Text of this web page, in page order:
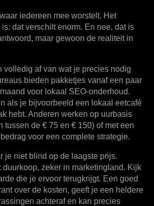
iedereen mee worstelt. Het
dat verschilt enorm. En nee, dat is
maar gewoon de realiteit in
volledig af van wat je precies nodig
bieden pakketjes vanaf een paar
voor lokaal SEO-onderhoud.
als je bijvoorbeeld een lokaal eetcafé
hebt. Anderen werken op uurbasis
tussen de € 75 en € 150) of met een
voor een complete strategie.
je niet blind op de laagste prijs.
duurkoop, zeker in marketingland. Kijk
die je ervoor terugkrijgt. Een goed
over de kosten, geeft je een heldere
achteraf en kan precies